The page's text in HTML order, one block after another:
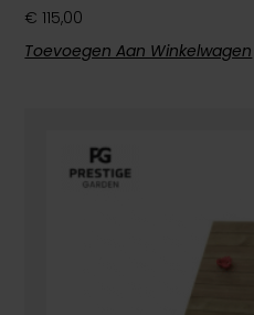
€ 115,00
Toevoegen Aan Winkelwagen